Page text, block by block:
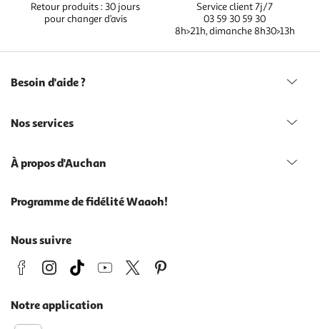
Retour produits : 30 jours
pour changer d’avis
Service client 7j/7
03 59 30 59 30
8h>21h, dimanche 8h30>13h
Besoin d'aide ?
Nos services
À propos d'Auchan
Programme de fidélité Waaoh!
Nous suivre
Notre application